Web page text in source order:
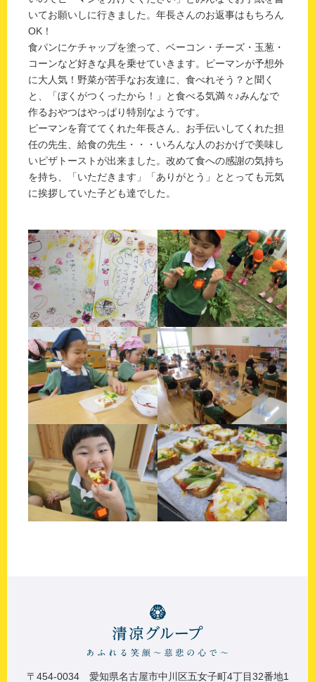
いてお願いしに行きました。年長さんのお返事はもちろん
OK！
食パンにケチャップを塗って、ベーコン・チーズ・玉葱・
コーンなど好きな具を乗せていきます。ピーマンが予想外
に大人気！野菜が苦手なお友達に、食べれそう？と聞く
と、「ぼくがつくったから！」と食べる気満々♪みんなで
作るおやつはやっぱり特別なようです。
ピーマンを育ててくれた年長さん、お手伝いしてくれた担
任の先生、給食の先生・・・いろんな人のおかげで美味し
いピザトーストが出来ました。改めて食への感謝の気持ち
を持ち、「いただきます」「ありがとう」ととっても元気
に挨拶していた子ども達でした。
〒454-0034 愛知県名古屋市中川区五女子町4丁目32番地1